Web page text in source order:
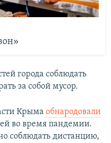
города соблюдать
за собой мусор.
Крыма обнародовали
во время пандемии.
соблюдать дистанцию,